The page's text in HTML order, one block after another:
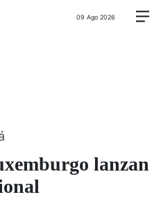
09 Ago 2026
lanzan